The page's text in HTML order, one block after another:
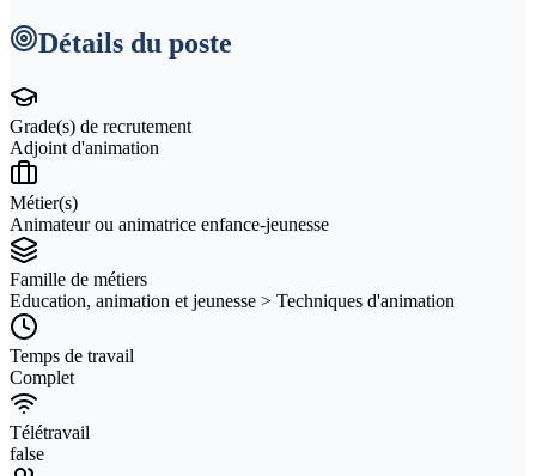
Détails du poste
Grade(s) de recrutement
Adjoint d'animation
Métier(s)
Animateur ou animatrice enfance-jeunesse
Famille de métiers
Education, animation et jeunesse > Techniques d'animation
Temps de travail
Complet
Télétravail
false